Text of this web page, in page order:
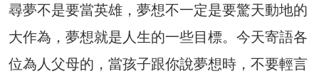
尋夢不是要當英雄，夢想不一定是要驚天動地的
大作為，夢想就是人生的一些目標。今天寄語各
位為人父母的，當孩子跟你說夢想時，不要輕言